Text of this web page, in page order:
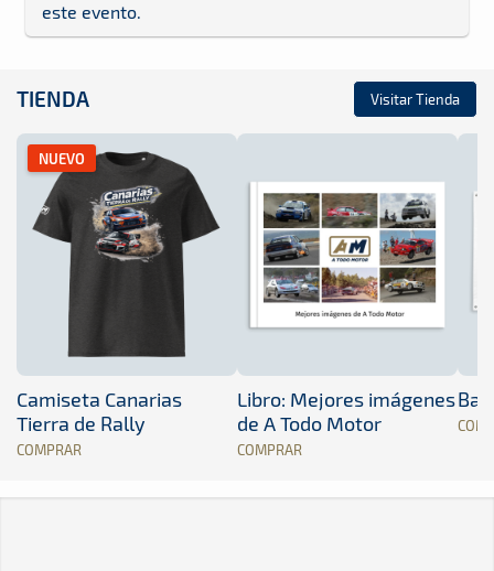
este evento.
TIENDA Visitar Tienda
NUEVO
Camiseta Canarias
Tierra de Rally
COMPRAR
Libro: Mejores imágenes
de A Todo Motor
COMPRAR